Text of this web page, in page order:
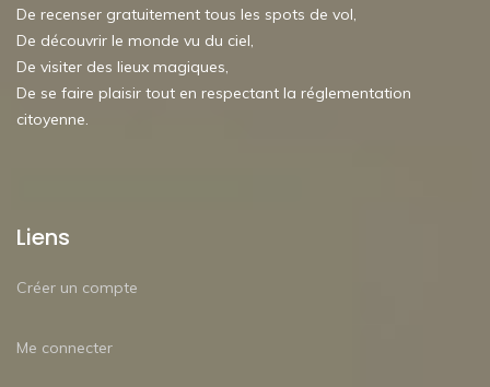
De recenser gratuitement tous les spots de vol,
De découvrir le monde vu du ciel,
De visiter des lieux magiques,
De se faire plaisir tout en respectant la réglementation
citoyenne.
Liens
Créer un compte
Me connecter